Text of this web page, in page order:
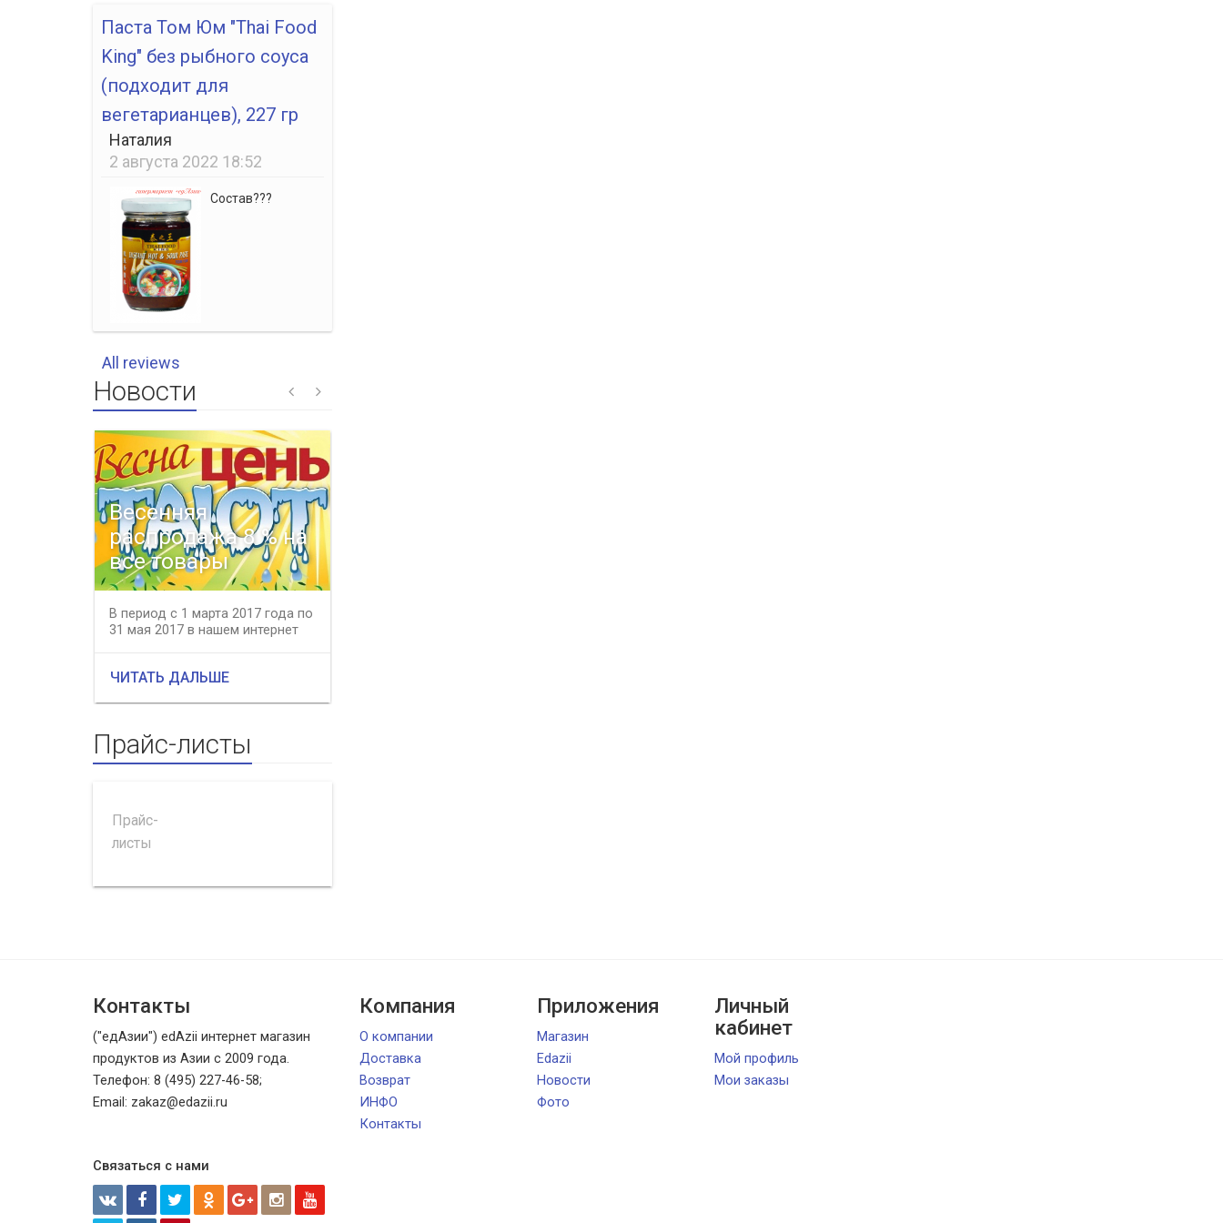
Паста Том Юм "Thai Food
King" без рыбного соуса
(подходит для
вегетарианцев), 227 гр
Наталия
2 августа 2022 18:52
Состав???
All reviews
Новости
Весенняя
распродажа 8 % на
все товары
В период с 1 марта 2017 года по
31 мая 2017 в нашем интернет
ЧИТАТЬ ДАЛЬШЕ
Прайс-листы
Прайс-
листы
Контакты
("едАзии") edAzii интернет магазин
продуктов из Азии с 2009 года.
Телефон: 8 (495) 227-46-58;
Email: zakaz@edazii.ru
Связаться с нами
Компания
О компании
Доставка
Возврат
ИНФО
Контакты
Приложения
Магазин
Edazii
Новости
Фото
Личный
кабинет
Мой профиль
Мои заказы